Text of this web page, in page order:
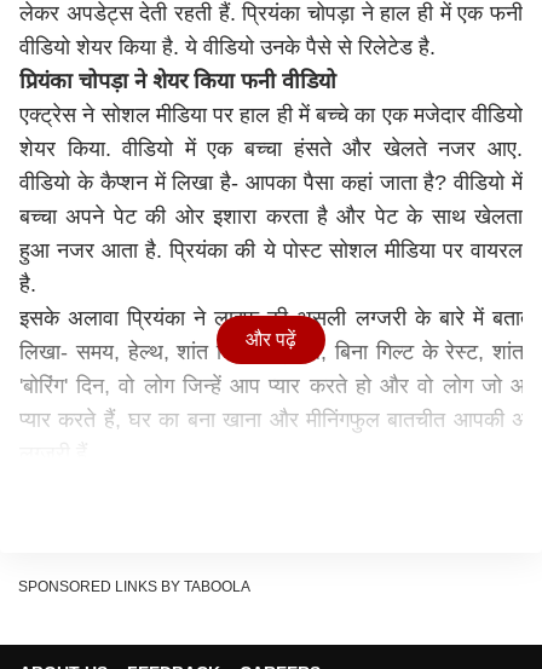
लेकर अपडेट्स देती रहती हैं. प्रियंका चोपड़ा ने हाल ही में एक फनी
वीडियो शेयर किया है. ये वीडियो उनके पैसे से रिलेटेड है.
प्रियंका चोपड़ा ने शेयर किया फनी वीडियो
एक्ट्रेस ने सोशल मीडिया पर हाल ही में बच्चे का एक मजेदार वीडियो
शेयर किया. वीडियो में एक बच्चा हंसते और खेलते नजर आए.
वीडियो के कैप्शन में लिखा है- आपका पैसा कहां जाता है? वीडियो में
बच्चा अपने पेट की ओर इशारा करता है और पेट के साथ खेलता
हुआ नजर आता है. प्रियंका की ये पोस्ट सोशल मीडिया पर वायरल
है.
इसके अलावा प्रियंका ने लाइफ की असली लग्जरी के बारे में बताते
लिखा- समय, हेल्थ, शांत दिमाग, ट्रैवल, बिना गिल्ट के रेस्ट, शांत
'बोरिंग' दिन, वो लोग जिन्हें आप प्यार करते हो और वो लोग जो
प्यार करते हैं, घर का बना खाना और मीनिंगफुल बातचीत आपकी
और पढ़ें
SPONSORED LINKS BY TABOOLA